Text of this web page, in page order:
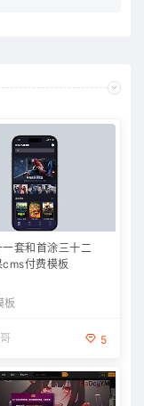
套和首涂三十二
付费模板
板
5